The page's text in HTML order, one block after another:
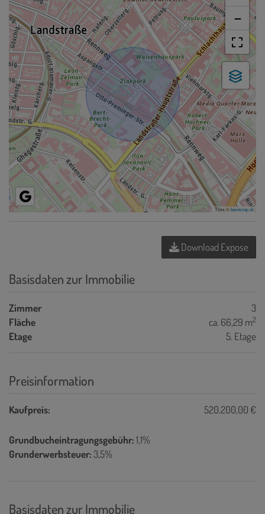
−
Tiles ©basemap.at
Download Expose
Basisdaten zur Immobilie
Zimmer
3
Fläche
ca. 66,29 m2
Etage 5. Etage
Preisinformation
Kaufpreis: 520.200,00 €
Grundbucheintragungsgebühr:1,1%
Grunderwerbsteuer:3,5%
Basisdaten zur Immobilie